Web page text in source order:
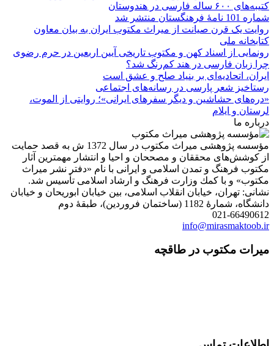
کتیبه‌های ۶۰۰ ساله فارسی در هندوستان
شماره 101 نامۀ فرهنگستان منتشر شد
روایت یک قرن صیانت از میراث مکتوب ایران به بیان معاون
کتابخانه ملی
رونمایی از اسناد کهن و مکتوب تاریخی آیین اربعین در حرم رضوی
چرا زبان فارسی در هند کم‌رنگ شد؟
ایران، اتحادیه‌ای بر بنیاد صلح و عشق است
رستاخیز شعر پارسی در رسانه‌های اجتماعی
«دره‌های حشاشین و دیگر سفرهای ایرانی»؛ روایتی از الموت،
لرستان و ایلام
درباره ما
مؤسسه پژوهشی میراث مكتوب در سال 1372 ش به قصد حمایت
از كوشش‌های محققان و مصححان و احیا و انتشار مهمترین آثار
مكتوب فرهنگ و تمدن اسلامی و ایرانی با نام «دفتر نشر میراث
مكتوب» و با كمك وزارت فرهنگ و ارشاد اسلامی تأسیس شد.
نشانی: تهران، خیابان انقلاب اسلامی، بین خیابان ابوریحان و خیابان
دانشگاه، شمارۀ 1182 (ساختمان فروردین)، طبقۀ دوم
021-66490612
info@mirasmaktoob.ir
میرات مکتوب در طاقچه